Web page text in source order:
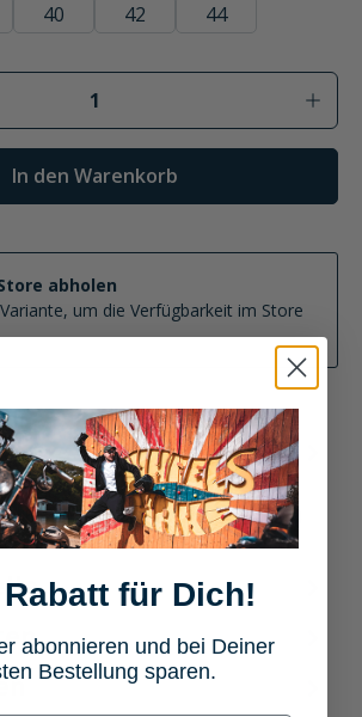
40 42 44
Gib den gewünschten
In den Warenkorb
abholen
um die Verfügbarkeit im Store
Held Street Rocket 4 Damen
Die Held Street Rocket 4
v…Mehr
Rabatt für Dich!
abonnieren und bei Deiner
Bestellung sparen.